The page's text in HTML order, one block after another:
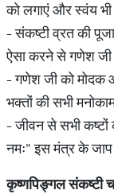
को लगाएं और स्वंय
- संकष्टी व्रत की
ऐसा करने से गणेश जी
- गणेश जी को मोदक
भक्तों की सभी
- जीवन से सभी कष्टों
नमः" इस मंत्र के
कृष्णपिङ्गलसंकष्टी